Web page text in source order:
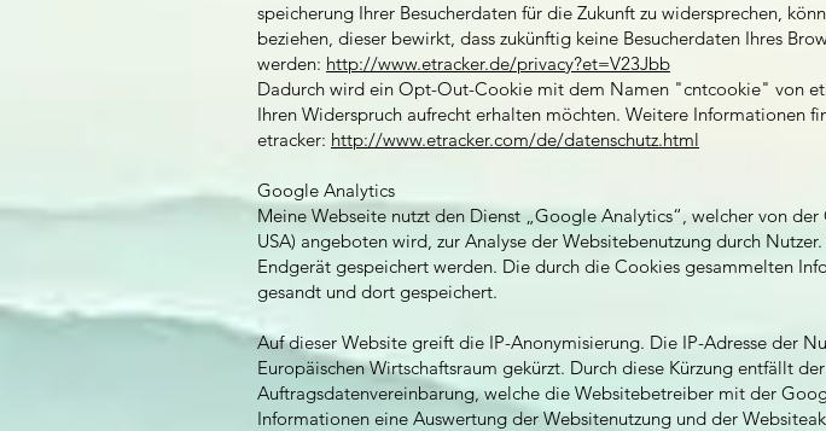
speicherung Ihrer Besucherdaten für die Zukunft zu widersprechen,
beziehen, dieser bewirkt, dass zukünftig keine Besucherdaten Ihres
werden: http://www.etracker.de/privacy?et=V23Jbb
Dadurch wird ein Opt-Out-Cookie mit dem Namen "cntcookie" von
Ihren Widerspruch aufrecht erhalten möchten. Weitere Informationen
etracker: http://www.etracker.com/de/datenschutz.html
Google Analytics
Meine Webseite nutzt den Dienst „Google Analytics“, welcher von
USA) angeboten wird, zur Analyse der Websitebenutzung durch
Endgerät gespeichert werden. Die durch die Cookies gesammelten
gesandt und dort gespeichert.
Auf dieser Website greift die IP-Anonymisierung. Die IP-Adresse der
Europäischen Wirtschaftsraum gekürzt. Durch diese Kürzung entfällt
Auftragsdatenvereinbarung, welche die Websitebetreiber mit der
Informationen eine Auswertung der Websitenutzung und der